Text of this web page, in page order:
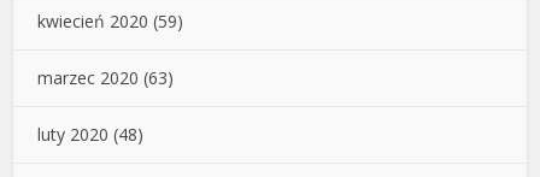
kwiecień 2020 (59)
marzec 2020 (63)
luty 2020 (48)